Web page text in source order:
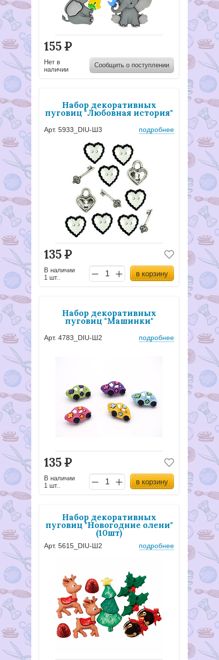
155Р
Нет в
наличии
Сообщить о поступлении
Набор декоративных
пуговиц "Любовная история"
Арт. 5933_DIU-Ш3 подробнее
135Р
В наличии
1 шт..
в корзину
Набор декоративных
пуговиц "Машинки"
Арт. 4783_DIU-Ш2 подробнее
135Р
В наличии
1 шт..
в корзину
Набор декоративных
пуговиц "Новогодние олени"
(10шт)
Арт. 5615_DIU-Ш2 подробнее